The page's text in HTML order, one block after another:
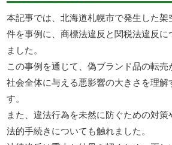
本記事では、北海道札幌市で発生した
件を事例に、商標法違反と関税法違反に
ました。
この事例を通じて、偽ブランド品の転売
社会全体に与える悪影響の大きさを理解
す。
また、違法行為を未然に防ぐための対
法的手続きについても触れました。